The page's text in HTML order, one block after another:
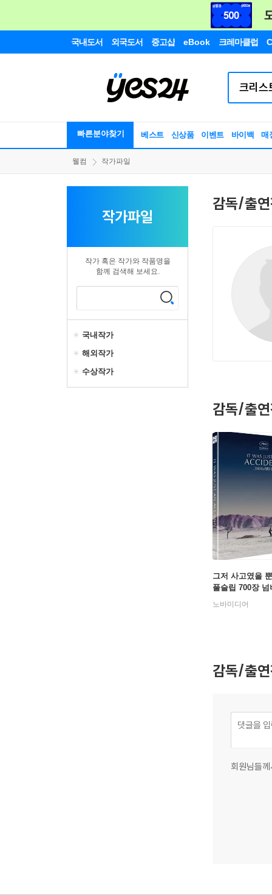
국내도서 외국도서 중고샵 eBook 크레마클럽
빠른분야찾기 베스트 신상품 이벤트 바이백 매
웰컴 작가파일
작가파일
작가 혹은 작가와 작품명을
함께 검색해 보세요.
국내작가
해외작가
수상작가
감독/출
감독/출
그저 사고였을
풀슬립 700장 넘
노바미디어
감독/출
회원님들